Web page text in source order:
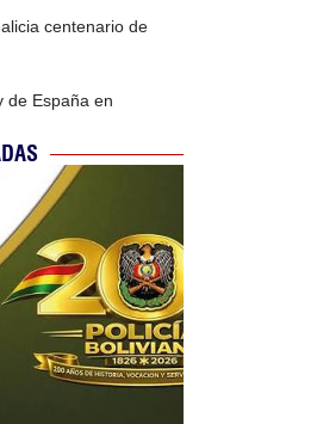
centenario de
de España en